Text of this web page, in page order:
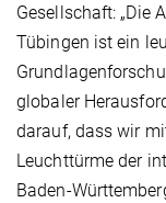
Gesellschaft: „Die
Tübingen ist ein
globaler
darauf, dass wir
Leuchttürme der
Baden-